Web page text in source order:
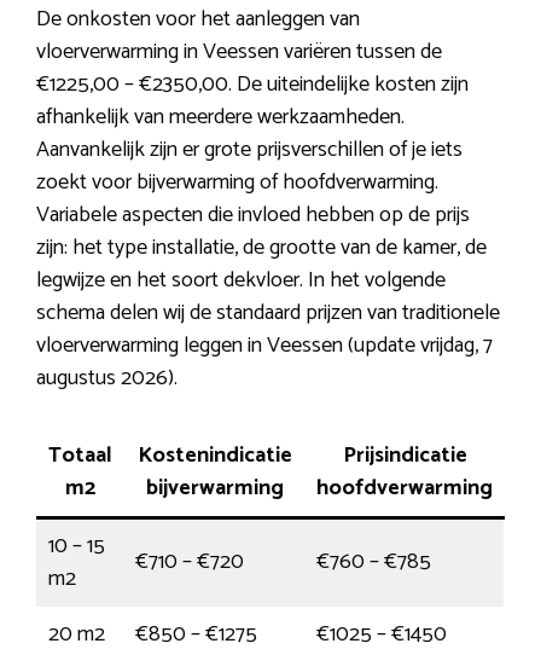
De onkosten voor het aanleggen van
vloerverwarming in Veessen variëren tussen de
€1225,00 – €2350,00. De uiteindelijke kosten zijn
afhankelijk van meerdere werkzaamheden.
Aanvankelijk zijn er grote prijsverschillen of je iets
zoekt voor bijverwarming of hoofdverwarming.
Variabele aspecten die invloed hebben op de prijs
zijn: het type installatie, de grootte van de kamer, de
legwijze en het soort dekvloer. In het volgende
schema delen wij de standaard prijzen van traditionele
vloerverwarming leggen in Veessen (update vrijdag, 7
augustus 2026).
Totaal
m2
Kostenindicatie
bijverwarming
Prijsindicatie
hoofdverwarming
10 – 15
m2
€710 – €720
€760 – €785
20 m2
€850 – €1275
€1025 – €1450